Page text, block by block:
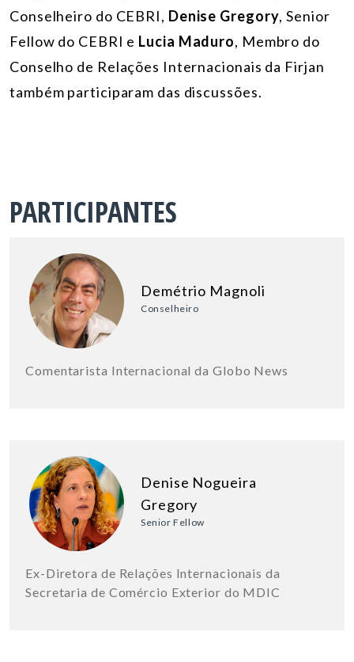
Conselheiro do CEBRI, Denise Gregory, Senior
Fellow do CEBRI e Lucia Maduro, Membro do
Conselho de Relações Internacionais da Firjan
também participaram das discussões.
PARTICIPANTES
Demétrio Magnoli
Conselheiro
Comentarista Internacional da Globo News
Denise Nogueira
Gregory
Senior Fellow
Ex-Diretora de Relações Internacionais da
Secretaria de Comércio Exterior do MDIC